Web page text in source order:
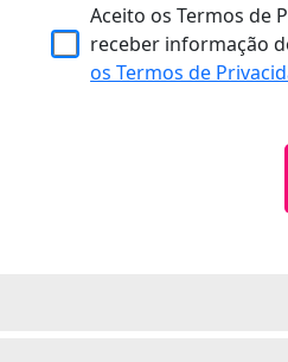
Aceito os Termos de
receber informação
os Termos de